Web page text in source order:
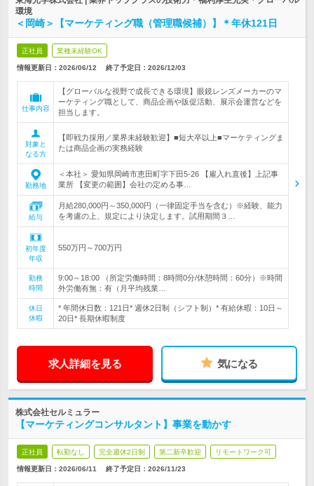
環境
＜岡崎＞【マーケティング職（管理職候補）】＊年休121日
正社員 業種未経験OK
情報更新日：2026/06/12 終了予定日： 2026/12/03
仕事内容
【グローバルな視野で成長できる環境】眼鏡レンズメーカーのマ
ーケティング職として、商品企画や販促活動、展示会運営などを
担当します。
対象と
なる方
【即戦力採用／業界未経験歓迎】■短大卒以上■マーケティングま
たは商品企画の実務経験
勤務地
＜本社＞ 愛知県岡崎市恵田町字下田5-26 【雇入れ直後】上記事
業所 【変更の範囲】会社の定める事…
給与
月給280,000円～350,000円（一律固定手当を含む）※経験、能力
を考慮の上、規定により決定します。試用期間３…
初年度
年収
550万円～700万円
勤務
時間
9:00～18:00 （所定労働時間：8時間0分/休憩時間：60分）※時間
外労働有無：有（月平均残業…
休日
休暇
* 年間休日数：121日* 週休2日制（シフト制）* 有給休暇：10日～
20日* 長期休暇制度
求人詳細を見る 気になる
株式会社セルミュラー
【マーケティングコンサルタント】事業を動かす
正社員 転勤なし 完全週休2日制 第二新卒歓迎 リモートワーク可
情報更新日：2026/06/11 終了予定日： 2026/11/23